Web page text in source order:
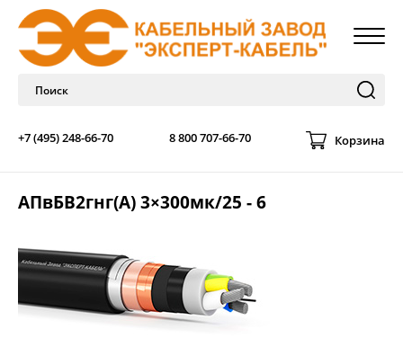
+7 (495) 248-66-70 8 800 707-66-70 Корзина
АПвБВ2гнг(А) 3×300мк/25 - 6